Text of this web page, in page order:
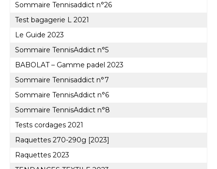
Sommaire Tennisaddict n°26
Test bagagerie L 2021
Le Guide 2023
Sommaire TennisAddict n°5
BABOLAT – Gamme padel 2023
Sommaire Tennisaddict n°7
Sommaire TennisAddict n°6
Sommaire TennisAddict n°8
Tests cordages 2021
Raquettes 270-290g [2023]
Raquettes 2023